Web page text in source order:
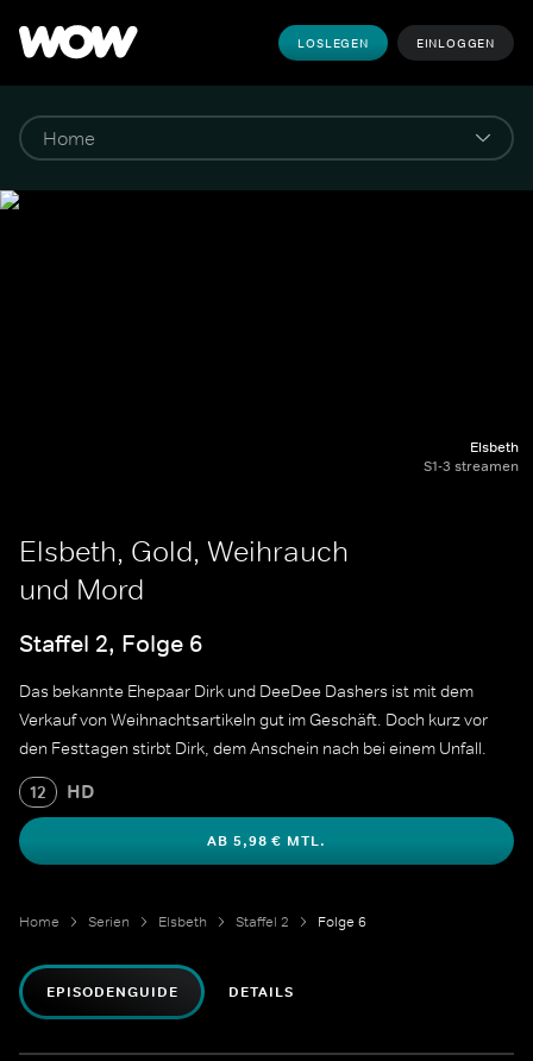
LOSLEGEN EINLOGGEN
Elsbeth
S1-3 streamen
Elsbeth, Gold, Weihrauch
und Mord
Staffel 2, Folge 6
Das bekannte Ehepaar Dirk und DeeDee Dashers ist mit dem
Verkauf von Weihnachtsartikeln gut im Geschäft. Doch kurz vor
den Festtagen stirbt Dirk, dem Anschein nach bei einem Unfall.
12 HD
AB 5,98 € MTL.
Home Serien Elsbeth Staffel 2 Folge 6
EPISODENGUIDE DETAILS